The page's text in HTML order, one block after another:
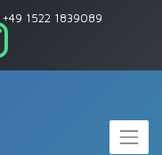
+49 1522 1839089